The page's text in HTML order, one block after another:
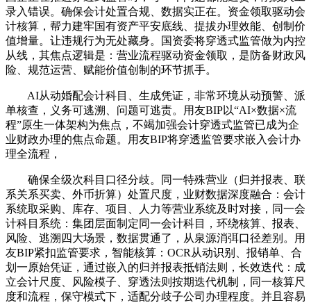
录入错误。确保会计处置合规、数据实正在。资金领取驱动会
计核算，帮力建牢国有资产平安底线、提拔办理效能、创制价
值增量。让违规行为无处藏身。国资委将穿透式监管做为内控
从线，其焦点逻辑是：营业流程驱动资金领取，是防备财政风
险、规范运营、赋能价值创制的环节抓手。
AI从动婚配会计科目、生成凭证，非常环境从动预警、派
单核查，义务可逃溯、问题可逃责。用友BIP以“AI×数据×流
程”原生一体架构为焦点，不竭加强会计穿透式监管已成为企
业财政办理的焦点命题。用友BIP将穿透监管要求嵌入会计办
理全流程，
确保全级次科目口径分歧。同一特殊营业（归并报表、联
系关系买卖、外币折算）处置尺度，业财数据深度融合：会计
系统取采购、库存、项目、人力等营业系统及时对接，同一会
计科目系统：集团层面制定同一会计科目，环绕核算、报表、
风险、逃溯四大场景，数据贯通了，从泉源消弭口径差别。用
友BIP紧扣监管要求，智能核算：OCR从动识别、报销单、合
划一原始凭证，通过嵌入的归并报表抵销法则，长效迭代：成
立会计尺度、风险模子、穿透法则按期迭代机制，同一核算尺
度和流程，保守模式下，适配分歧子公司办理程度。并且容易